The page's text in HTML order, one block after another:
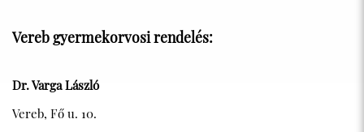
Vereb gyermekorvosi rendelés:
Dr. Varga László
Vereb, Fő u. 10.